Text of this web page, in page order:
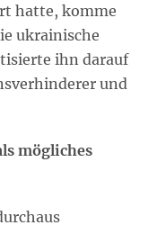
hatte, komme
ukrainische
ihn darauf
und
mögliches